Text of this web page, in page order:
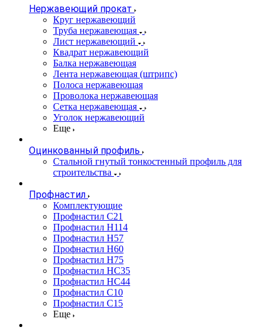
Нержавеющий прокат
Круг нержавеющий
Труба нержавеющая
Лист нержавеющий
Квадрат нержавеющий
Балка нержавеющая
Лента нержавеющая (штрипс)
Полоса нержавеющая
Проволока нержавеющая
Сетка нержавеющая
Уголок нержавеющий
Еще
Оцинкованный профиль
Стальной гнутый тонкостенный профиль для
строительства
Профнастил
Комплектующие
Профнастил C21
Профнастил Н114
Профнастил Н57
Профнастил Н60
Профнастил Н75
Профнастил НС35
Профнастил НС44
Профнастил С10
Профнастил С15
Еще